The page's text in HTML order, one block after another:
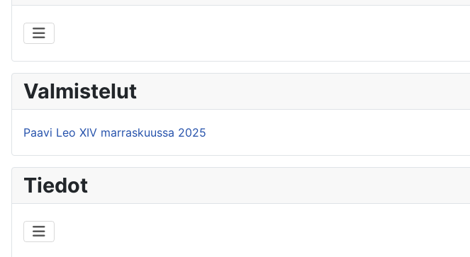
Valmistelut
Paavi Leo XIV marraskuussa 2025
Tiedot